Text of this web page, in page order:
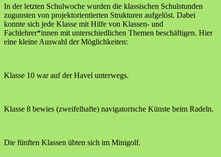
In der letzten Schulwoche wurden die klassischen Schulstunden
zugunsten von projektorientierten Strukturen aufgelöst. Dabei
konnte sich jede Klasse mit Hilfe von Klassen- und
Fachlehrer*innen mit unterschiedlichen Themen beschäftigen. Hier
eine kleine Auswahl der Möglichkeiten:
Klasse 10 war auf der Havel unterwegs.
Klasse 8 bewies (zweifelhafte) navigatorische Künste beim Radeln.
Die fünften Klassen übten sich im Minigolf.